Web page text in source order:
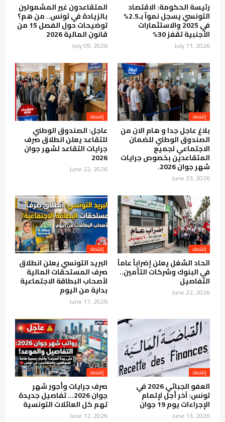
رئيسة الحكومة: الاقتصاد
التونسي يسجل نمواً بـ2.5%
في 2025 والاستثمارات
الأجنبية تقفز 30%
July 11, 2026
المتقاعدون غير المشمولين
بالزيادة في تونس.. من هم؟
توضيحات حول الفصل 15 من
قانون المالية 2026
July 09, 2026
إقتصاد
بلاغ عاجل جدا و هام الان من
الصندوق الوطني للضمان
الاجتماعي لجميع
المتقاعدين بخصوص جرايات
شهر جوان 2026.
June 23, 2026
إقتصاد
عاجل: الصندوق الوطني
للتقاعد يعلن انطلاق صرف
جرايات التقاعد لشهر جوان
2026
June 22, 2026
إقتصاد
اتحاد الشغل يعلن إضراباً عاماً
في البنوك وشركات التأمين..
التفاصيل
June 22, 2026
إقتصاد
البريد التونسي يعلن انطلاق
صرف المستحقات المالية
لأصحاب البطاقة الاجتماعية
بداية من اليوم
June 17, 2026
إقتصاد
العفو الجبائي 2026 في
تونس: آخر أجل لإتمام
الإجراءات يوم 19 جوان
June 13, 2026
إقتصاد
صرف جرايات وأجور شهر
جوان 2026… تفاصيل جديدة
تهم كل العائلات التونسية
June 12, 2026